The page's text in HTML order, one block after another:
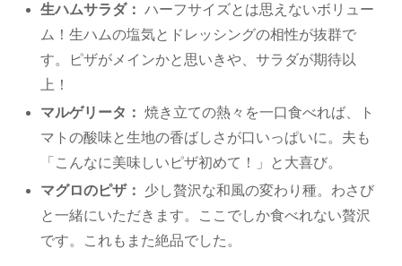
生ハムサラダ： ハーフサイズとは思えないボリュー
ム！生ハムの塩気とドレッシングの相性が抜群で
す。ピザがメインかと思いきや、サラダが期待以
上！
マルゲリータ： 焼き立ての熱々を一口食べれば、ト
マトの酸味と生地の香ばしさが口いっぱいに。夫も
「こんなに美味しいピザ初めて！」と大喜び。
マグロのピザ：
少し贅沢な和風の変わり種。わさび
と一緒にいただきます。ここでしか食べれない贅沢
です。これもまた絶品でした。